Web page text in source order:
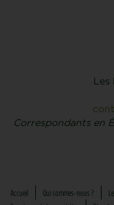
Les
Correspondants en
Accueil Qui sommes-nous ?